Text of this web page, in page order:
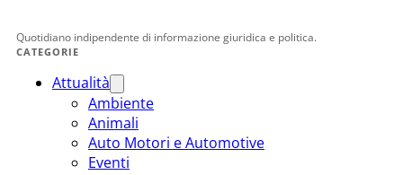
Quotidiano indipendente di informazione giuridica e politica.
CATEGORIE
Attualità
Ambiente
Animali
Auto Motori e Automotive
Eventi